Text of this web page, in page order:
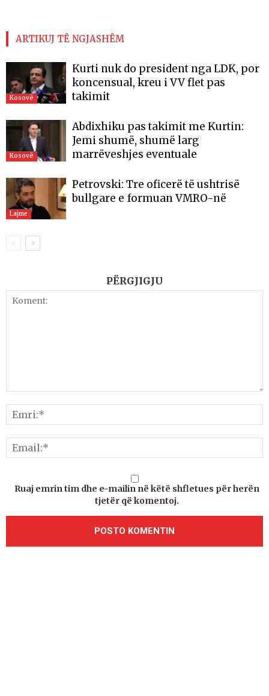
ARTIKUJ TË NGJASHËM
Kosovë
Kurti nuk do president nga LDK, por
koncensual, kreu i VV flet pas
takimit
Kosovë
Abdixhiku pas takimit me Kurtin:
Jemi shumë, shumë larg
marrëveshjes eventuale
Lajme
Petrovski: Tre oficerë të ushtrisë
bullgare e formuan VMRO-në
PËRGJIGJU
Ruaj emrin tim dhe e-mailin në këtë shfletues për herën
tjetër që komentoj.